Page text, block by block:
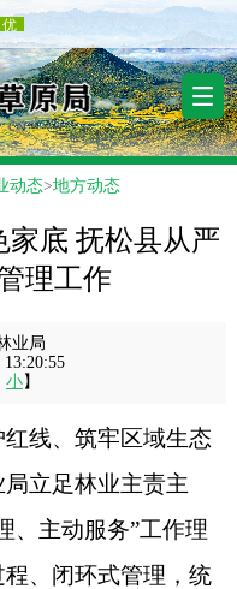
动态>地方动态
家底 抚松县从严
理工作
业局
13:20:55
小】
线、筑牢区域生态
立足林业主责主
、主动服务”工作理
、闭环式管理，统